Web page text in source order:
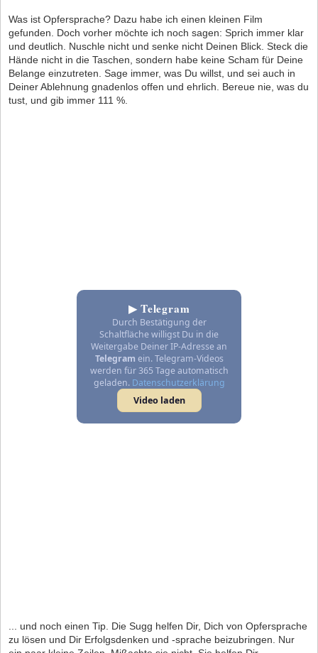
Was ist Opfersprache? Dazu habe ich einen kleinen Film
gefunden. Doch vorher möchte ich noch sagen: Sprich immer klar
und deutlich. Nuschle nicht und senke nicht Deinen Blick. Steck die
Hände nicht in die Taschen, sondern habe keine Scham für Deine
Belange einzutreten. Sage immer, was Du willst, und sei auch in
Deiner Ablehnung gnadenlos offen und ehrlich. Bereue nie, was du
tust, und gib immer 111 %.
▶ Telegram
Durch Bestätigung der
Schaltfläche willigst Du in die
Weitergabe Deiner IP-Adresse an
Telegram ein. Telegram-Videos
werden für 365 Tage automatisch
geladen. Datenschutzerklärung
Video laden
... und noch einen Tip. Die Sugg helfen Dir, Dich von Opfersprache
zu lösen und Dir Erfolgsdenken und -sprache beizubringen. Nur